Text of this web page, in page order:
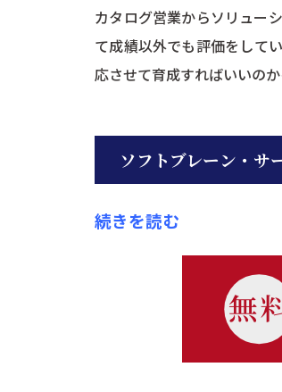
カタログ営業からソリュー
て成績以外でも評価をして
応させて育成すればいいの
ソフトブレーン・サ
続きを読む